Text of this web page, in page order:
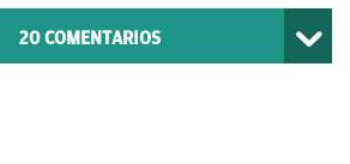
20COMENTARIOS